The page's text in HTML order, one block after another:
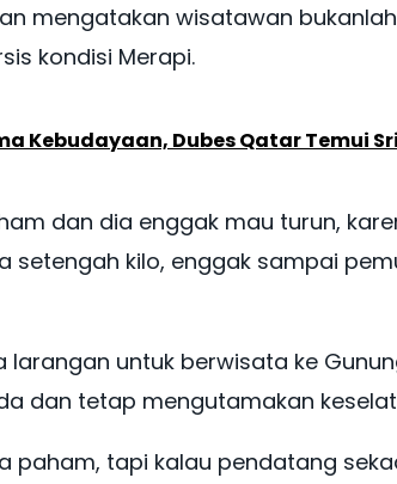
mengatakan wisatawan
kondisi Merapi.
Kebudayaan, Dubes Qatar Temui
dan dia enggak mau turun,
setengah kilo, enggak sampai
untuk berwisata ke
dan tetap mengutamakan
paham, tapi kalau pendatang